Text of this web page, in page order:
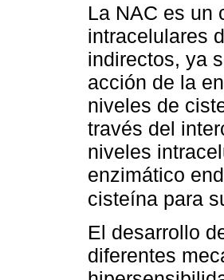
La NAC es un
intracelulares
indirectos, ya
acción de la
niveles de
través del
niveles
enzimático
cisteína para
El desarrollo
diferentes